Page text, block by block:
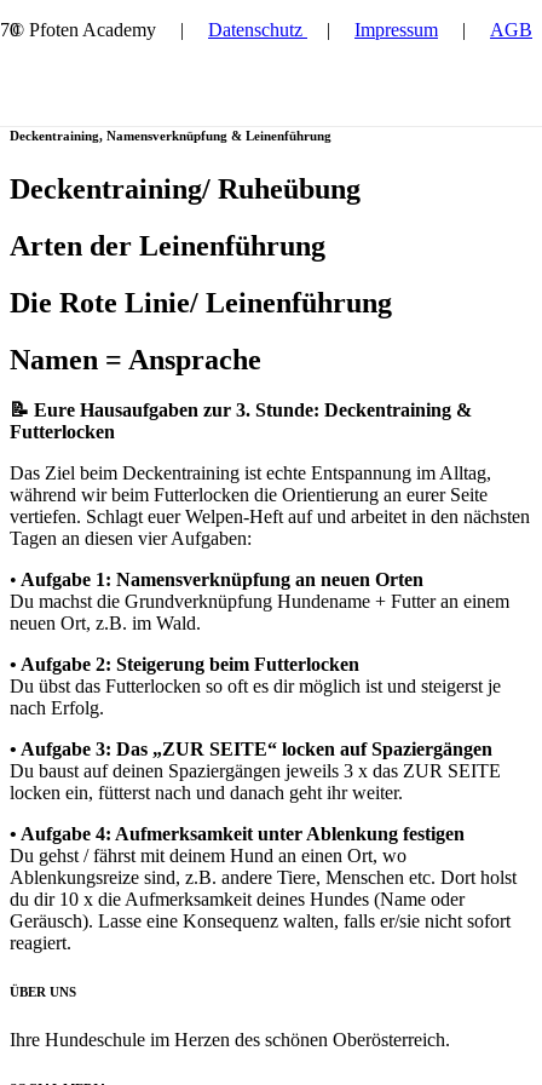
© Pfoten Academy | Datenschutz | Impressum | AGB
Deckentraining, Namensverknüpfung & Leinenführung
Deckentraining/ Ruheübung
Arten der Leinenführung
Die Rote Linie/ Leinenführung
Namen = Ansprache
📝 Eure Hausaufgaben zur 3. Stunde: Deckentraining &
Futterlocken
Das Ziel beim Deckentraining ist echte Entspannung im Alltag,
während wir beim Futterlocken die Orientierung an eurer Seite
vertiefen. Schlagt euer Welpen-Heft auf und arbeitet in den nächsten
Tagen an diesen vier Aufgaben:
• ⁠ ⁠Aufgabe 1: Namensverknüpfung an neuen Orten
Du machst die Grundverknüpfung Hundename + Futter an einem
neuen Ort, z.B. im Wald.
•⁠ ⁠Aufgabe 2: Steigerung beim Futterlocken
Du übst das Futterlocken so oft es dir möglich ist und steigerst je
nach Erfolg.
•⁠ ⁠Aufgabe 3: Das „ZUR SEITE“ locken auf Spaziergängen
Du baust auf deinen Spaziergängen jeweils 3 x das ZUR SEITE
locken ein, fütterst nach und danach geht ihr weiter.
•⁠ ⁠Aufgabe 4: Aufmerksamkeit unter Ablenkung festigen
Du gehst / fährst mit deinem Hund an einen Ort, wo
Ablenkungsreize sind, z.B. andere Tiere, Menschen etc. Dort holst
du dir 10 x die Aufmerksamkeit deines Hundes (Name oder
Geräusch). Lasse eine Konsequenz walten, falls er/sie nicht sofort
reagiert.
ÜBER UNS
Ihre Hundeschule im Herzen des schönen Oberösterreich.